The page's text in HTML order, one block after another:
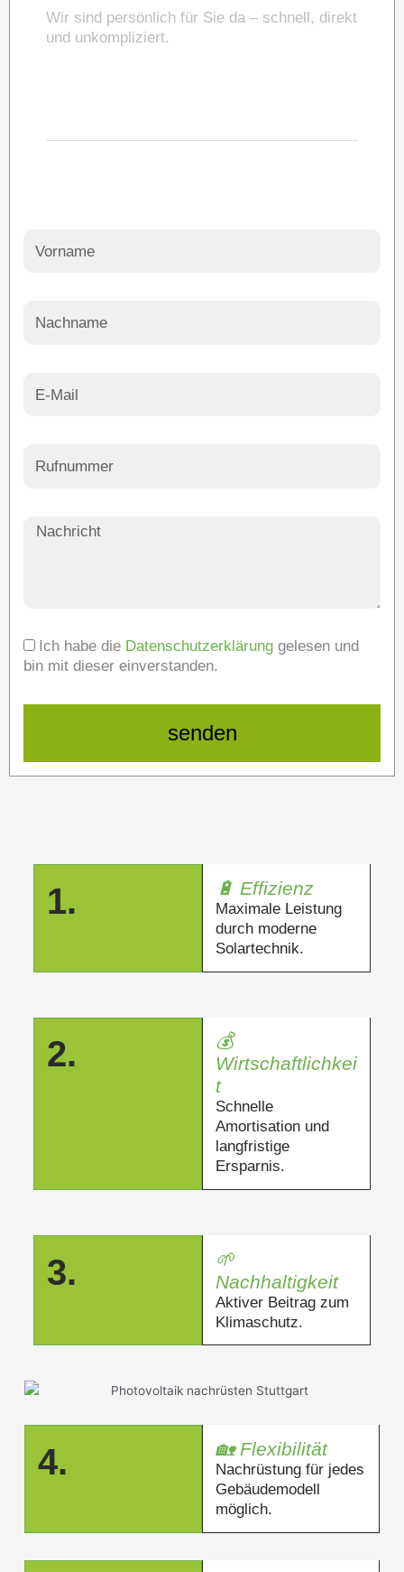
Wir sind persönlich für Sie da – schnell, direkt
und unkompliziert.
07143 9568897
Ich habe die Datenschutzerklärung gelesen und
bin mit dieser einverstanden.
senden
1. 🔋 Effizienz
Maximale Leistung
durch moderne
Solartechnik.
2.
💰
Wirtschaftlichkei
t
Schnelle
Amortisation und
langfristige
Ersparnis.
3.
🌱
Nachhaltigkeit
Aktiver Beitrag zum
Klimaschutz.
4. 🏡 Flexibilität
Nachrüstung für jedes
Gebäudemodell
möglich.